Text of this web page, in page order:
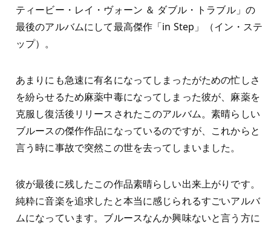
ティービー・レイ・ヴォーン ＆ ダブル・トラブル」の
最後のアルバムにして最高傑作「in Step」（イン・ステ
ップ）。
あまりにも急速に有名になってしまったがための忙しさ
を紛らせるため麻薬中毒になってしまった彼が、麻薬を
克服し復活後リリースされたこのアルバム。素晴らしい
ブルースの傑作作品になっているのですが、これからと
言う時に事故で突然この世を去ってしまいました。
彼が最後に残したこの作品素晴らしい出来上がりです。
純粋に音楽を追求したと本当に感じられるすごいアルバ
ムになっています。ブルースなんか興味ないと言う方に